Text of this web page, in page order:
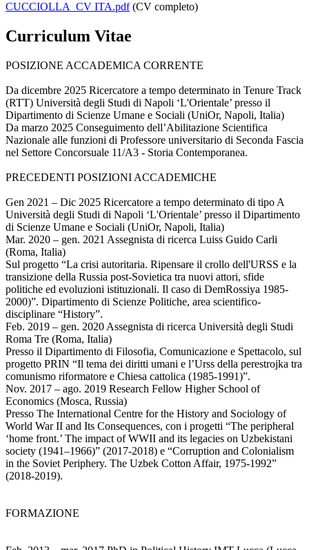
CUCCIOLLA_CV ITA.pdf(CV completo)
Curriculum Vitae
POSIZIONE ACCADEMICA CORRENTE
Da dicembre 2025 Ricercatore a tempo determinato in Tenure Track
(RTT) Università degli Studi di Napoli ‘L'Orientale’ presso il
Dipartimento di Scienze Umane e Sociali (UniOr, Napoli, Italia)
Da marzo 2025 Conseguimento dell’Abilitazione Scientifica
Nazionale alle funzioni di Professore universitario di Seconda Fascia
nel Settore Concorsuale 11/A3 - Storia Contemporanea.
PRECEDENTI POSIZIONI ACCADEMICHE
Gen 2021 – Dic 2025 Ricercatore a tempo determinato di tipo A
Università degli Studi di Napoli ‘L'Orientale’ presso il Dipartimento
di Scienze Umane e Sociali (UniOr, Napoli, Italia)
Mar. 2020 – gen. 2021 Assegnista di ricerca Luiss Guido Carli
(Roma, Italia)
Sul progetto “La crisi autoritaria. Ripensare il crollo dell'URSS e la
transizione della Russia post-Sovietica tra nuovi attori, sfide
politiche ed evoluzioni istituzionali. Il caso di DemRossiya 1985-
2000)”. Dipartimento di Scienze Politiche, area scientifico-
disciplinare “History”.
Feb. 2019 – gen. 2020 Assegnista di ricerca Università degli Studi
Roma Tre (Roma, Italia)
Presso il Dipartimento di Filosofia, Comunicazione e Spettacolo, sul
progetto PRIN “Il tema dei diritti umani e l’Urss della perestrojka tra
comunismo riformatore e Chiesa cattolica (1985-1991)”.
Nov. 2017 – ago. 2019 Research Fellow Higher School of
Economics (Mosca, Russia)
Presso The International Centre for the History and Sociology of
World War II and Its Consequences, con i progetti “The peripheral
‘home front.’ The impact of WWII and its legacies on Uzbekistani
society (1941–1966)” (2017-2018) e “Corruption and Colonialism
in the Soviet Periphery. The Uzbek Cotton Affair, 1975-1992”
(2018-2019).
FORMAZIONE